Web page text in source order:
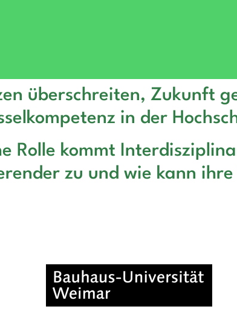
überschreiten, Zukunft
in der
Rolle kommt
zu und wie kann